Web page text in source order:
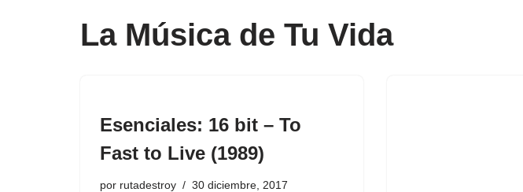
La Música de Tu Vida
Esenciales: 16 bit – To
Fast to Live (1989)
por rutadestroy 30 diciembre, 2017